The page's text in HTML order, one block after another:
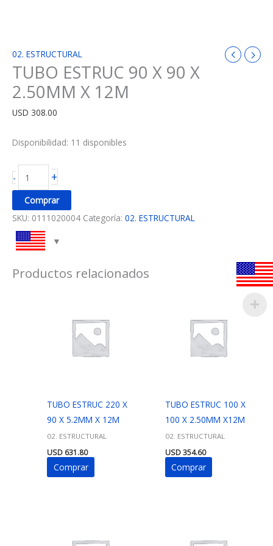
02. ESTRUCTURAL
TUBO ESTRUC 90 X 90 X
2.50MM X 12M
USD 308.00
Disponibilidad: 11 disponibles
- +
Comprar
SKU: 0111020004 Categoría: 02. ESTRUCTURAL
Productos relacionados
TUBO ESTRUC 220 X
90 X 5.2MM X 12M
02. ESTRUCTURAL
USD 631.80
Comprar
TUBO ESTRUC 100 X
100 X 2.50MM X12M
02. ESTRUCTURAL
USD354.60
Comprar